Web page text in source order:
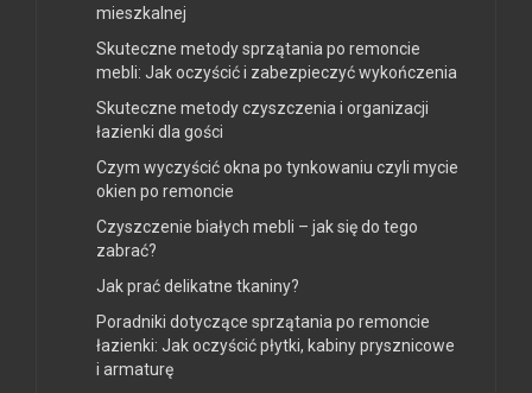
mieszkalnej
Skuteczne metody sprzątania po remoncie
mebli: Jak oczyścić i zabezpieczyć wykończenia
Skuteczne metody czyszczenia i organizacji
łazienki dla gości
Czym wyczyścić okna po tynkowaniu czyli mycie
okien po remoncie
Czyszczenie białych mebli – jak się do tego
zabrać?
Jak prać delikatne tkaniny?
Poradniki dotyczące sprzątania po remoncie
łazienki: Jak oczyścić płytki, kabiny prysznicowe
i armaturę